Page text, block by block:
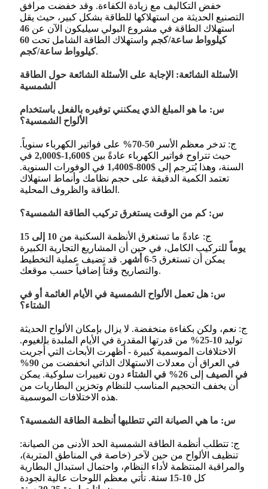
خفض التكاليف مع زيادة الكفاءة. وقد خفضت مرافق
التصنيع الحديثة من استهلاكها للطاقة بشكل كبير، حيث يقل
استهلاك الطاقة في مشروع البولي سيليكون الآن عن 46
كيلوواط ساعة/كجم واستهلاك الطاقة الشامل تحت 60
كيلوواط ساعة/كجم.
الأسئلة الشائعة: الإجابة على الأسئلة الشائعة حول الطاقة
الشمسية
س: ما هو المبلغ الذي يمكنني توفيره بالفعل باستخدام
الألواح الشمسية؟
ج: تدخر معظم الأسر 50-70%
على فواتير الكهرباء سنوياً.
حيث تتراوح فواتير الكهرباء عادةً بين $1,600-$2,000
في
السنة، وهذا يُترجم إلى $800-$1,400 في الوفورات السنوية.
تعتمد الكمية الدقيقة على حجم نظامك وأنماط استهلاك
الطاقة والظروف المحلية.
س: كم من الوقت يستغرق تركيب الطاقة الشمسية؟
ج: عادةً ما تستغرق الأنظمة السكنية
من 10 إلى 15
يوماً للتركيب الكامل، في حين أن المشاريع التجارية الكبيرة
يمكن أن تستغرق 5-6 أشهر
. قد تضيف عملية التخطيط
والتصاريح وقتاً إضافياً حسب موقعك.
س: هل تعمل الألواح الشمسية في الأيام الغائمة أو في
الشتاء؟
ج: نعم، ولكن بكفاءة منخفضة. لا يزال بإمكان الألواح الحديثة
توليد 10-25%
من قدرتها المقدرة في الأيام الملبدة بالغيوم.
الاختلافات الموسمية كبيرة - أظهرت الأبحاث التي أُجريت
في العراق أن معدلات الاستهلاك الذاتي انخفضت من
90%
في الصيف إلى 26% في الشتاء دون تغييرات سلوكية. يمكن
أن يخفف التحجيم المناسب للنظام وتخزين البطاريات من
هذه الاختلافات الموسمية.
س: ما هي الصيانة التي تتطلبها أنظمة الطاقة الشمسية؟
ج: تتطلب أنظمة الطاقة الشمسية الحد الأدنى من الصيانة:
تنظيف الألواح من حين لآخر (خاصة في المناطق المتربة)،
والمراقبة المنتظمة لأداء النظام، واحتمال استبدال البطارية
كل 10-15 سنة
. تأتي معظم اللوحات عالية الجودة